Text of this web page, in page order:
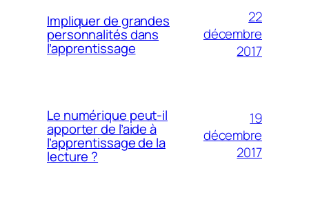
Impliquer de grandes
personnalités dans
l’apprentissage
22
décembre
2017
Le numérique peut-il
apporter de l’aide à
l’apprentissage de la
lecture ?
19
décembre
2017